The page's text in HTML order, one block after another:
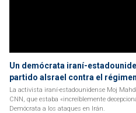
Un demócrata iraní-
partido aIsrael contra el régimen
La activista iraní-estadounidense Moj
CNN, que estaba «increíblemente
Demócrata a los ataques en Irán.